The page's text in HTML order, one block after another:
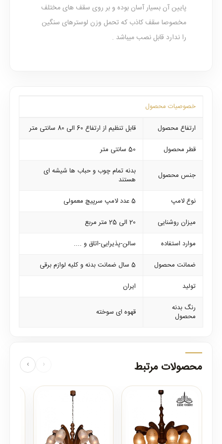
پایین آن بسیار آسان بوده و بر روی سقف های مختلف
مخصوصا سقف کاذب که تحمل وزن لوسترهای سنگین
را ندارد قابل نصب میباشد .
خصوصیات محصول
ارتفاع محصول
قابل تنظیم از ارتفاع 60 الی 80 سانتی متر
قطر محصول
50 سانتی متر
جنس محصول
بدنه تمام چوب و حباب ها شیشه ای
هستند
نوع لامپ
5 عدد لامپ سرپیچ معمولی
میزان روشنایی
20 الی 25 متر مربع
موارد استفاده
سالن-پذیرایی-اتاق و ....
ضمانت محصول
5 سال ضمانت بدنه و کلیه لوازم برقی
تولید
ایران
رنگ بدنه
محصول
قهوه ای سوخته
محصولات مرتبط ‹
›